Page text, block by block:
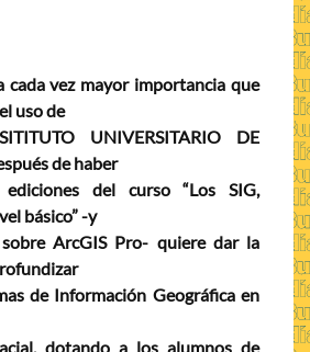
cada vez mayor importancia que
uso de
UNIVERSITARIO DE
de haber
ediciones del curso “Los SIG,
básico” -y
ArcGIS Pro- quiere dar la
de Información Geográfica en
dotando a los alumnos de